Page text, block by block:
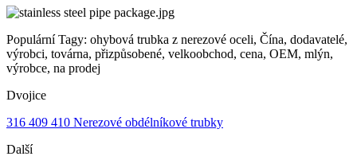
Populární Tagy: ohybová trubka z nerezové oceli, Čína, dodavatelé,
výrobci, továrna, přizpůsobené, velkoobchod, cena, OEM, mlýn,
výrobce, na prodej
Dvojice
316 409 410 Nerezové obdélníkové trubky
Další